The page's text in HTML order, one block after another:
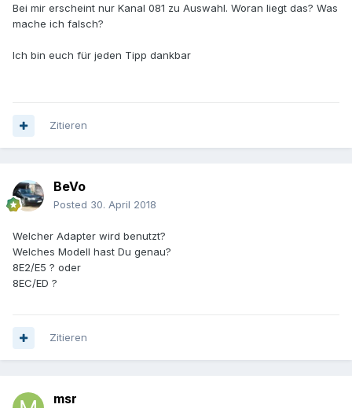
Bei mir erscheint nur Kanal 081 zu Auswahl. Woran liegt das? Was
mache ich falsch?
Ich bin euch für jeden Tipp dankbar
Zitieren
BeVo
Posted 30. April 2018
Welcher Adapter wird benutzt?
Welches Modell hast Du genau?
8E2/E5 ? oder
8EC/ED ?
Zitieren
msr